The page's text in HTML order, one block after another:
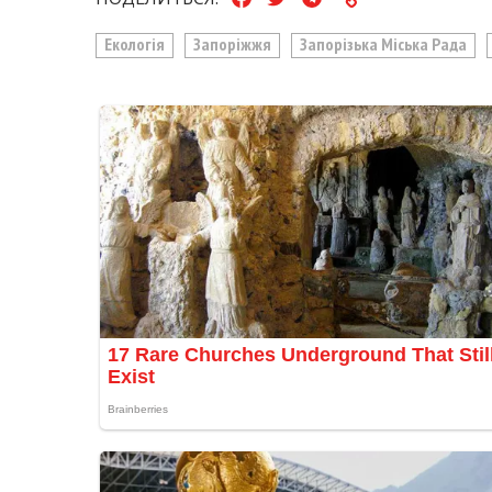
Екологія Запоріжжя Запорізька Міська Рада